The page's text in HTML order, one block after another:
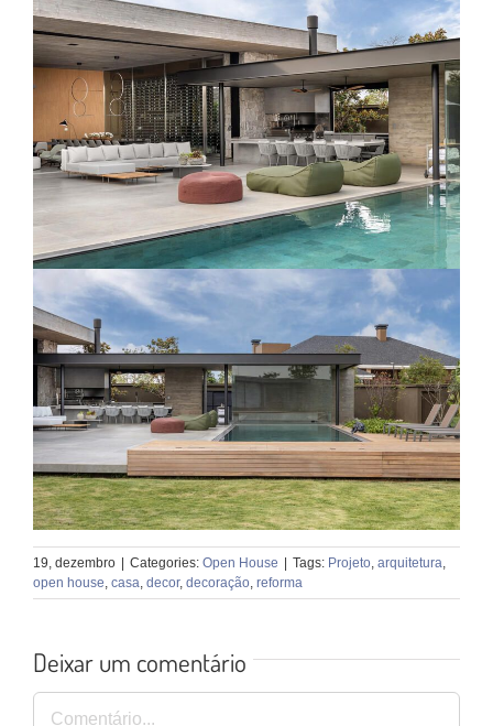
19, dezembro Categories: Open House Tags: Projeto, arquitetura,
open house, casa, decor, decoração, reforma
Deixar um comentário
Comentário